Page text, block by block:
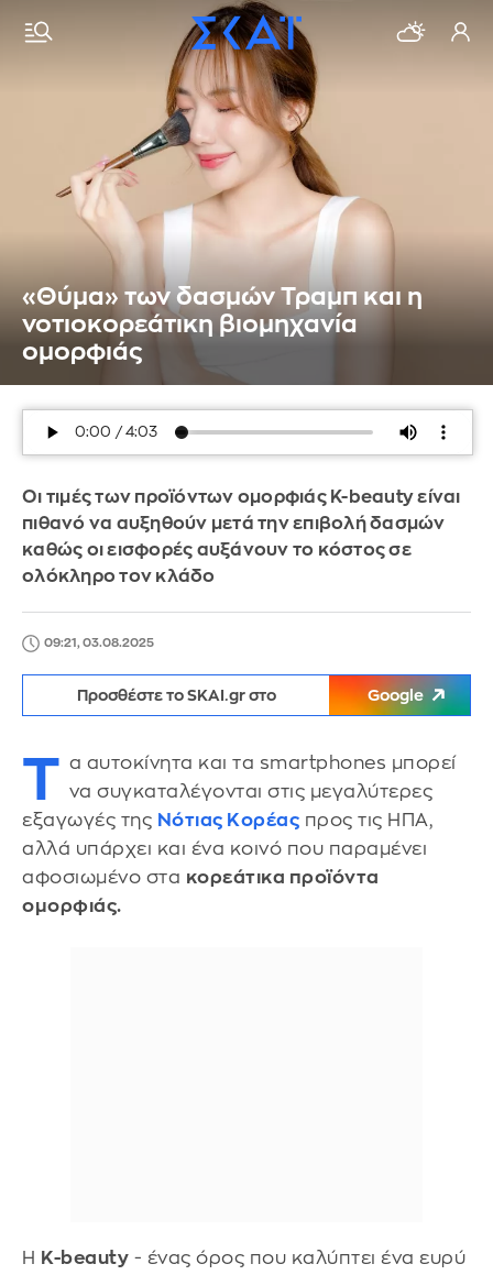
«Θύμα» των δασμών Τραμπ και η
νοτιοκορεάτικη βιομηχανία
ομορφιάς
Οι τιμές των προϊόντων ομορφιάς K-beauty είναι
πιθανό να αυξηθούν μετά την επιβολή δασμών
καθώς οι εισφορές αυξάνουν το κόστος σε
ολόκληρο τον κλάδο
09:21, 03.08.2025
Προσθέστε το SKAI.gr στο Google
Τ α αυτοκίνητα και τα smartphones μπορεί
να συγκαταλέγονται στις μεγαλύτερες
εξαγωγές της Νότιας Κορέας προς τις ΗΠΑ,
αλλά υπάρχει και ένα κοινό που παραμένει
αφοσιωμένο στα κορεάτικα προϊόντα
ομορφιάς.
Η K-beauty - ένας όρος που καλύπτει ένα ευρύ